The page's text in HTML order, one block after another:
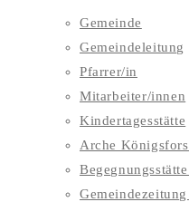
Gemeinde
Gemeindeleitung
Pfarrer/in
Mitarbeiter/innen
Kindertagesstätte
Arche